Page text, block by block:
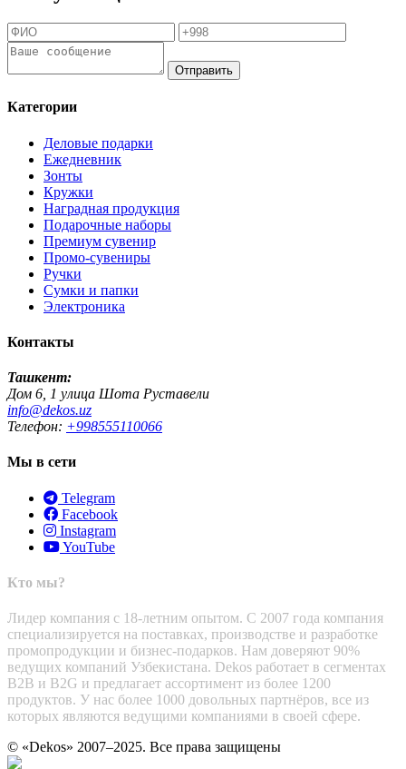
Отправить
Категории
Деловые подарки
Ежедневник
Зонты
Кружки
Наградная продукция
Подарочные наборы
Премиум сувенир
Промо-сувениры
Ручки
Сумки и папки
Электроника
Контакты
Ташкент:
Дом 6, 1 улица Шота Руставели
info@dekos.uz
Телефон: +998555110066
Мы в сети
Telegram
Facebook
Instagram
YouTube
Кто мы?
Лидер компания с 18-летним опытом. С 2007 года компания
специализируется на поставках, производстве и разработке
промопродукции и бизнес-подарков. Нам доверяют 90%
ведущих компаний Узбекистана. Dekos работает в сегментах
B2B и B2G и предлагает ассортимент из более 1200
продуктов. У нас более 1000 довольных партнёров, все из
которых являются ведущими компаниями в своей сфере.
© «Dekos» 2007–2025. Все права защищены